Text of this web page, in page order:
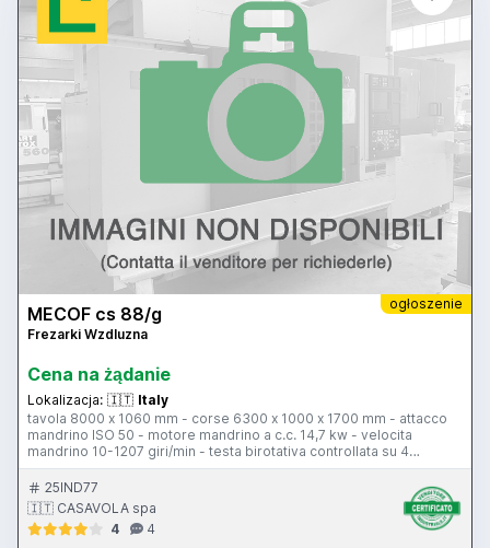
ogłoszenie
MECOF cs 88/g
Frezarki Wzdluzna
Cena na żądanie
Lokalizacja: 🇮🇹 Italy
tavola 8000 x 1060 mm - corse 6300 x 1000 x 1700 mm - attacco
mandrino ISO 50 - motore mandrino a c.c. 14,7 kw - velocita
mandrino 10-1207 giri/min - testa birotativa controllata su 4
posizioni - avanzamento di lavoro 4-2000 mm/min - avanzamento
rapido 4-6000 mm/min - CNC Heidenhain TNC 355
25IND77
🇮🇹 CASAVOLA spa
4
4